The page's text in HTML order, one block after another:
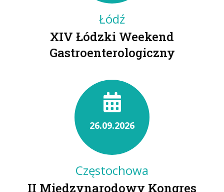
Łódź
XIV Łódzki Weekend
Gastroenterologiczny
26.09.2026
Częstochowa
II Międzynarodowy Kongres